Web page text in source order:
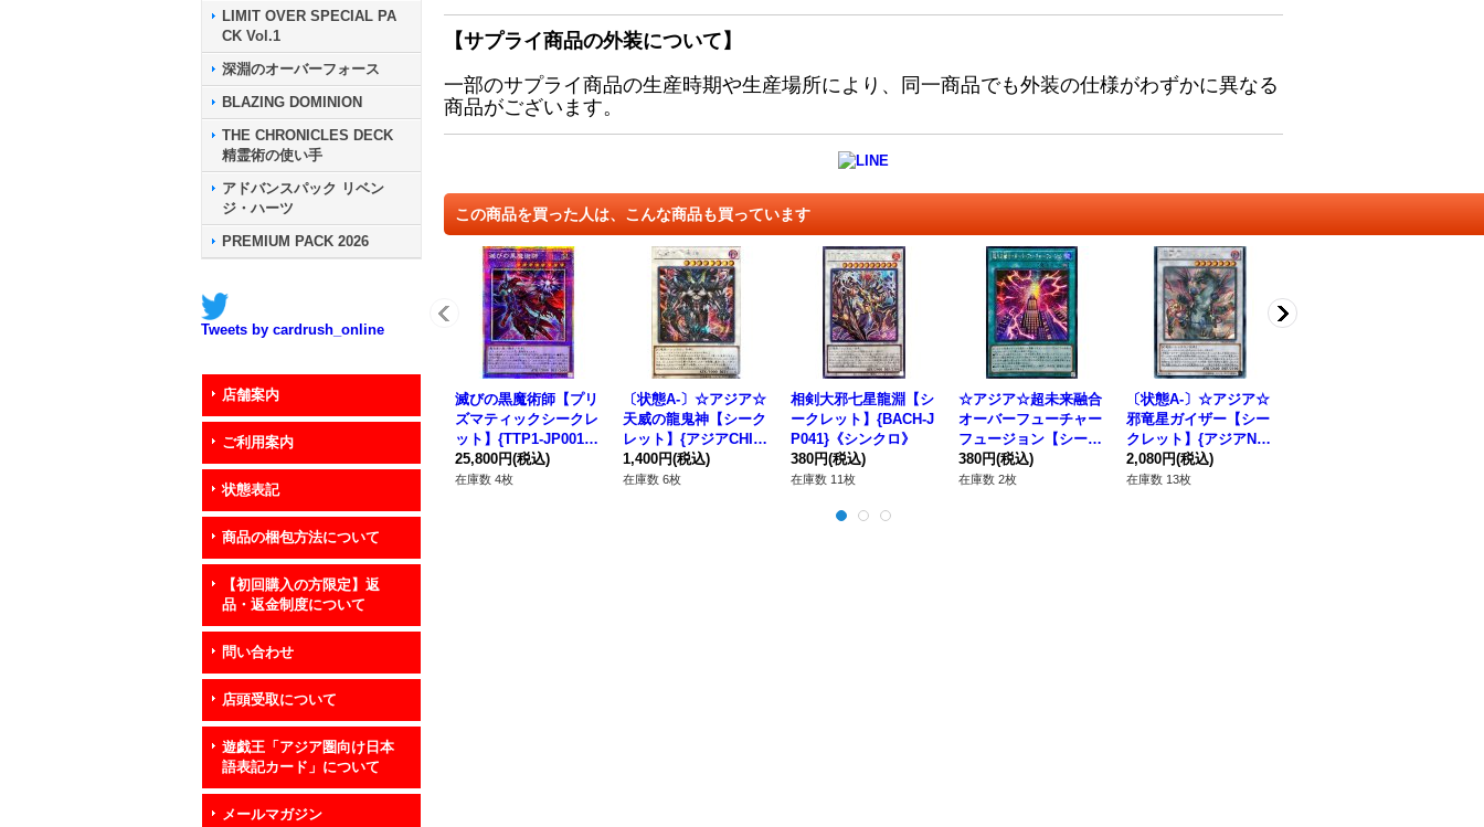
LIMIT OVER SPECIAL PA
CK Vol.1
深淵のオーバーフォース
BLAZING DOMINION
THE CHRONICLES DECK
精霊術の使い手
アドバンスパック リベン
ジ・ハーツ
PREMIUM PACK 2026
Tweets by cardrush_online
店舗案内
ご利用案内
状態表記
商品の梱包方法について
【初回購入の方限定】返
品・返金制度について
問い合わせ
店頭受取について
遊戯王「アジア圏向け日本
語表記カード」について
メールマガジン
【サプライ商品の外装について】
一部のサプライ商品の生産時期や生産場所により、同一商品でも外装の仕様がわずかに異なる
商品がございます。
この商品を買った人は、こんな商品も買っています
滅びの黒魔術師【プリ
ズマティックシークレ
ット】{TTP1-JP001}
《融合》
25,800円(税込)
在庫数 4枚
〔状態A-〕☆アジア☆
天威の龍鬼神【シーク
レット】{アジアCHIM
-JP035}《シンクロ》
1,400円(税込)
在庫数 6枚
相剣大邪七星龍淵【シ
ークレット】{BACH-J
P041}《シンクロ》
380円(税込)
在庫数 11枚
☆アジア☆超未来融合
オーバーフューチャー
フュージョン【シーク
レットSPECIAL RED
Ver.】{アジア25PP-JP
380円(税込)
在庫数 2枚
〔状態A-〕☆アジア☆
邪竜星ガイザー【シー
クレット】{アジアNE
CH-JP051}《シンク
ロ》
2,080円(税込)
在庫数 13枚